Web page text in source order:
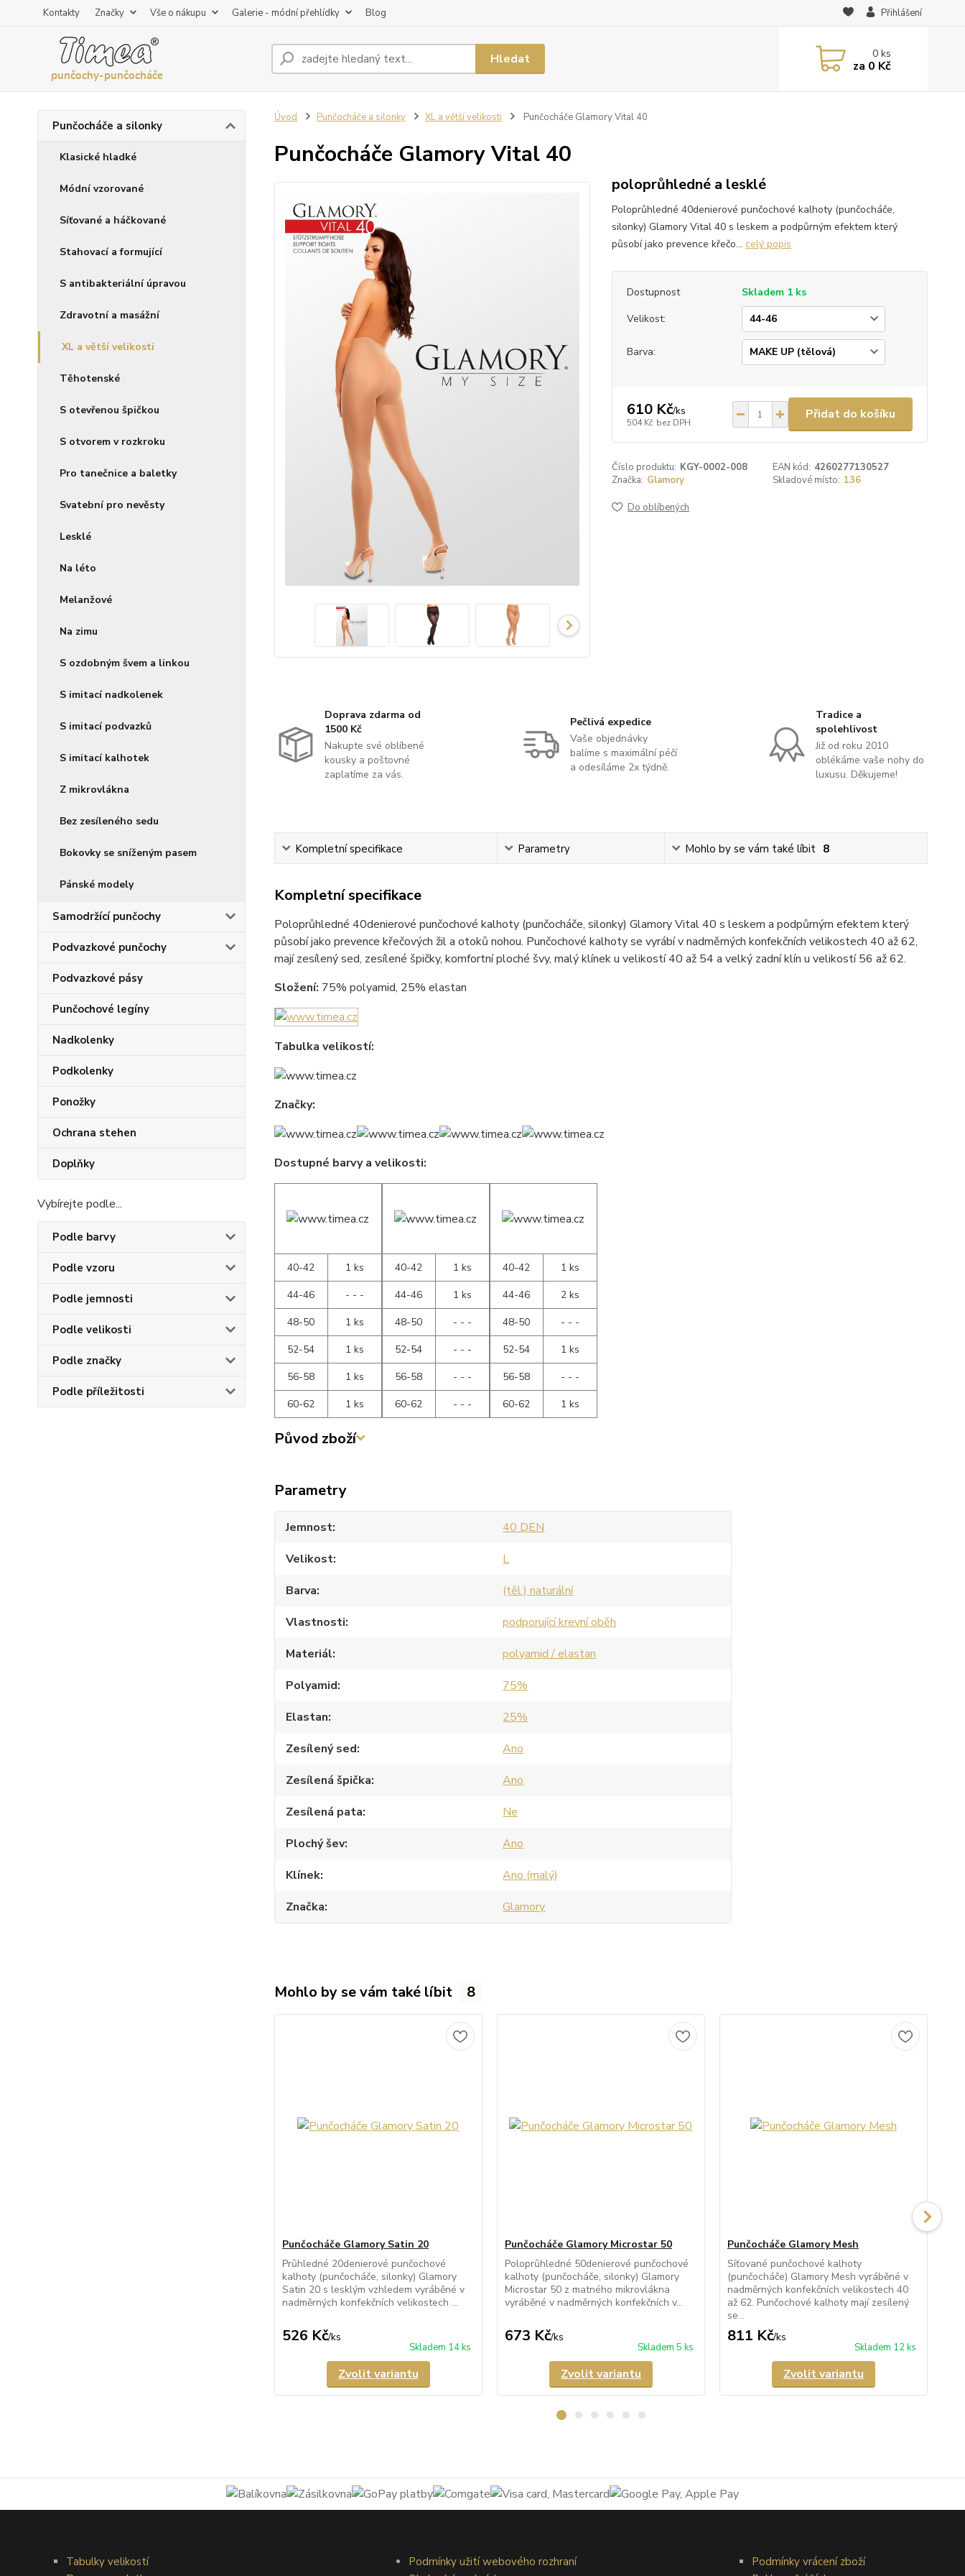
Kontakty Značky Vše o nákupu Galerie - módní přehlídky Blog Přihlášení
Hledat 0ks
za 0 Kč
Punčocháče a silonky
Klasické hladké
Módní vzorované
Síťované a háčkované
Stahovací a formující
S antibakteriální úpravou
Zdravotní a masážní
XL a větší velikosti
Těhotenské
S otevřenou špičkou
S otvorem v rozkroku
Pro tanečnice a baletky
Svatební pro nevěsty
Lesklé
Na léto
Melanžové
Na zimu
S ozdobným švem a linkou
S imitací nadkolenek
S imitací podvazků
S imitací kalhotek
Z mikrovlákna
Bez zesíleného sedu
Bokovky se sníženým pasem
Pánské modely
Samodržící punčochy
Podvazkové punčochy
Podvazkové pásy
Punčochové legíny
Nadkolenky
Podkolenky
Ponožky
Ochrana stehen
Doplňky
Vybírejte podle...
Podle barvy
Podle vzoru
Podle jemnosti
Podle velikosti
Podle značky
Podle příležitosti
Úvod Punčocháče a silonky XL a větší velikosti Punčocháče Glamory Vital 40
Punčocháče Glamory Vital 40
poloprůhledné a lesklé
Poloprůhledné 40denierové punčochové kalhoty (punčocháče,
silonky) Glamory Vital 40 s leskem a podpůrným efektem který
působí jako prevence křečo... celý popis
Dostupnost
Skladem 1 ks
Velikost:
Barva:
610 Kč/ks
504 Kč bez DPH
Přidat do košíku
Číslo produktu: KGY-0002-008 EAN kód: 4260277130527
Značka: Glamory Skladové místo: 136
Do oblíbených
Doprava zdarma od
1500 Kč
Nakupte své oblíbené
kousky a poštovné
zaplatíme za vás.
Pečlivá expedice
Vaše objednávky
balíme s maximální péčí
a odesíláme 2x týdně.
Tradice a
spolehlivost
Již od roku 2010
oblékáme vaše nohy do
luxusu. Děkujeme!
Kompletní specifikace Parametry Mohlo by se vám také líbit 8
Kompletní specifikace
Poloprůhledné 40denierové punčochové kalhoty (punčocháče, silonky) Glamory Vital 40 s leskem a podpůrným efektem který
působí jako prevence křečových žil a otoků nohou. Punčochové kalhoty se vyrábí v nadměrných konfekčních velikostech 40 až 62,
mají zesílený sed, zesílené špičky, komfortní ploché švy, malý klínek u velikostí 40 až 54 a velký zadní klín u velikostí 56 až 62.
Složení: 75% polyamid, 25% elastan
Tabulka velikostí:
Značky:
Dostupné barvy a velikosti:
40-42
1 ks
44-46
- - -
48-50
1 ks
52-54
1 ks
56-58
1 ks
60-62
1 ks
40-42
1 ks
44-46
1 ks
48-50
- - -
52-54
- - -
56-58
- - -
60-62
- - -
40-42
1 ks
44-46
2 ks
48-50
- - -
52-54
1 ks
56-58
- - -
60-62
1 ks
Původ zboží
Parametry
Jemnost
40 DEN
Velikost
L
Barva
(těl.) naturální
Vlastnosti
podporující krevní oběh
Materiál
polyamid / elastan
Polyamid
75%
Elastan
25%
Zesílený sed
Ano
Zesílená špička
Ano
Zesílená pata
Ne
Plochý šev
Ano
Klínek
Ano (malý)
Značka
Glamory
Mohlo by se vám také líbit 8
Punčocháče Glamory Satin 20
Průhledné 20denierové punčochové
kalhoty (punčocháče, silonky) Glamory
Satin 20 s lesklým vzhledem vyráběné v
nadměrných konfekčních velikostech ...
526 Kč/ks
Skladem 14 ks
Zvolit variantu
Punčocháče Glamory Microstar 50
Poloprůhledné 50denierové punčochové
kalhoty (punčocháče, silonky) Glamory
Microstar 50 z matného mikrovlákna
vyráběné v nadměrných konfekčních v...
673 Kč/ks
Skladem 5 ks
Zvolit variantu
Punčocháče Glamory Mesh
Síťované punčochové kalhoty
(punčocháče) Glamory Mesh vyráběné v
nadměrných konfekčních velikostech 40
až 62. Punčochové kalhoty mají zesílený
se...
811 Kč/ks
Skladem 12 ks
Zvolit variantu
Tabulky velikostí
Podmínky užití webového rozhraní
Podmínky vrácení zboží